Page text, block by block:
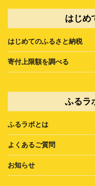
はじめ
はじめてのふるさと納税
寄付上限額を調べる
ふるラ
ふるラボとは
よくあるご質問
お知らせ